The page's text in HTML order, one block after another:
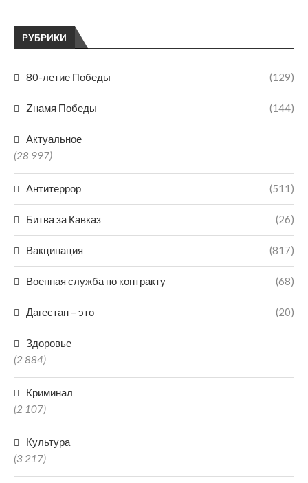
РУБРИКИ
80-летие Победы (129)
Zнамя Победы (144)
Актуальное
(28 997)
Антитеррор (511)
Битва за Кавказ (26)
Вакцинация (817)
Военная служба по контракту (68)
Дагестан – это (20)
Здоровье
(2 884)
Криминал
(2 107)
Культура
(3 217)